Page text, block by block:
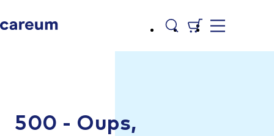
500 - Oups,